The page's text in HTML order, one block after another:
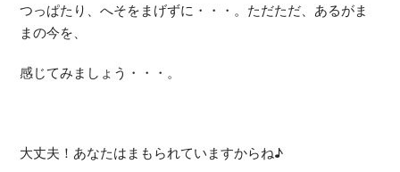
つっぱたり、へそをまげずに・・・。ただただ、あるがま
まの今を、
感じてみましょう・・・。
大丈夫！あなたはまもられていますからね♪